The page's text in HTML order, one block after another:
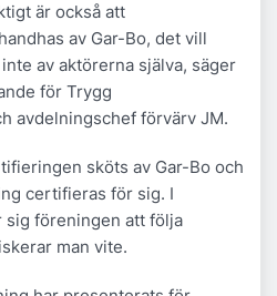
är också att
av Gar-Bo, det vill
av aktörerna själva, säger
för Trygg
avdelningschef förvärv JM.
sköts av Gar-Bo och
certifieras för sig. I
sig föreningen att följa
man vite.